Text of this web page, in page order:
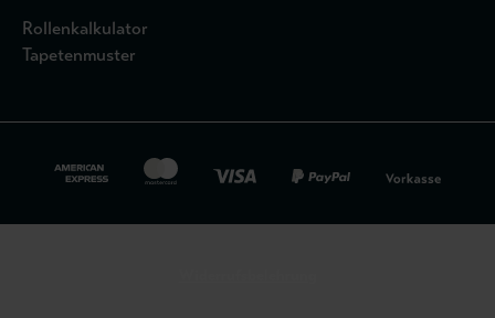
Rollenkalkulator
Tapetenmuster